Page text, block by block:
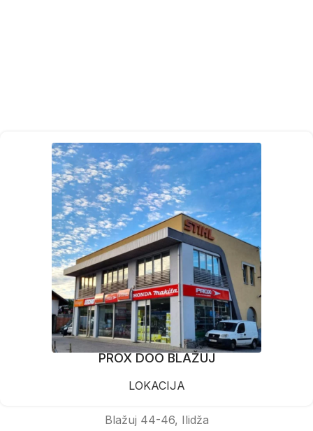
PROX DOO BLAŽUJ
LOKACIJA
Blažuj 44-46, Ilidža